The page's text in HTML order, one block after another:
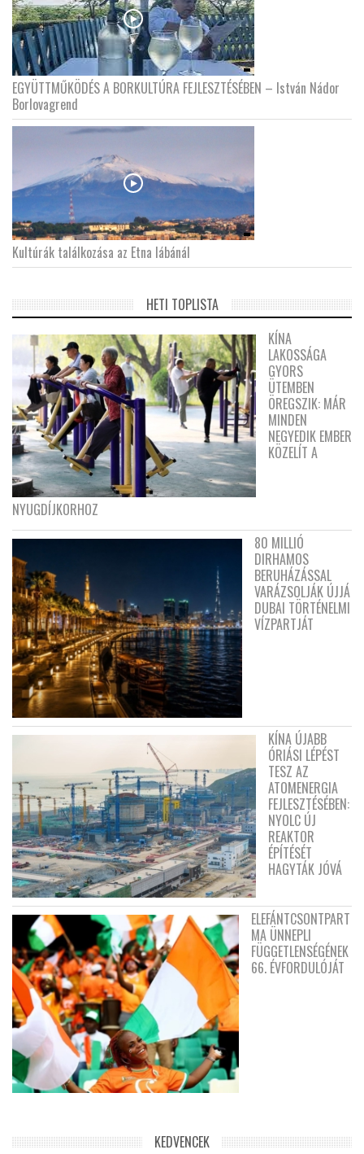
EGYÜTTMŰKÖDÉS A BORKULTÚRA FEJLESZTÉSÉBEN – István Nádor
Borlovagrend
Kultúrák találkozása az Etna lábánál
HETI TOPLISTA
KÍNA
LAKOSSÁGA
GYORS
ÜTEMBEN
ÖREGSZIK: MÁR
MINDEN
NEGYEDIK EMBER
KÖZELÍT A
NYUGDÍJKORHOZ
80 MILLIÓ
DIRHAMOS
BERUHÁZÁSSAL
VARÁZSOLJÁK ÚJJÁ
DUBAI TÖRTÉNELMI
VÍZPARTJÁT
KÍNA ÚJABB
ÓRIÁSI LÉPÉST
TESZ AZ
ATOMENERGIA
FEJLESZTÉSÉBEN:
NYOLC ÚJ
REAKTOR
ÉPÍTÉSÉT
HAGYTÁK JÓVÁ
ELEFÁNTCSONTPART
MA ÜNNEPLI
FÜGGETLENSÉGÉNEK
66. ÉVFORDULÓJÁT
KEDVENCEK